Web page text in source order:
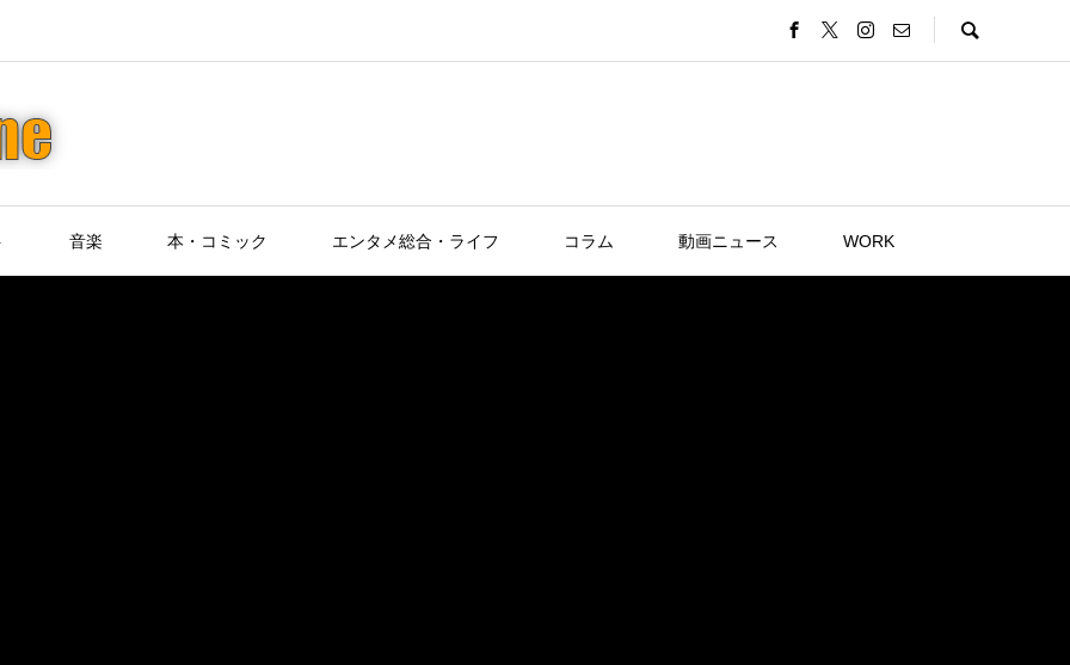
音楽 本・コミック エンタメ総合・ライフ コラム 動画ニュース WORK